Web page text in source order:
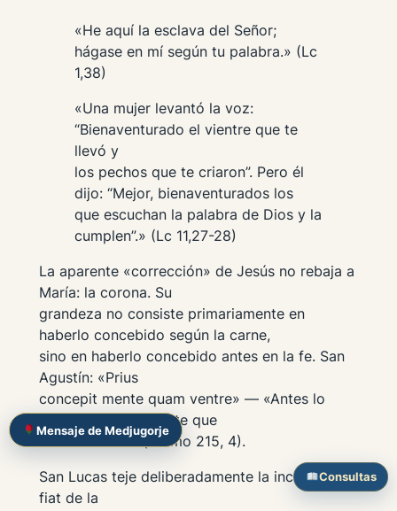
«He aquí la esclava del Señor;
hágase en mí según tu palabra.» (Lc
1,38)
«Una mujer levantó la voz:
“Bienaventurado el vientre que te
llevó y
los pechos que te criaron”. Pero él
dijo: “Mejor, bienaventurados los
que escuchan la palabra de Dios y la
cumplen”.» (Lc 11,27-28)
La aparente «corrección» de Jesús no rebaja a
María: la corona. Su
grandeza no consiste primariamente en
haberlo concebido según la carne,
sino en haberlo concebido antes en la fe. San
Agustín: «Prius
concepit mente quam ventre» — «Antes lo
concibió con la mente que
con el vientre» (Sermo 215, 4).
San Lucas teje deliberadamente la inclusión: el
fiat de la
Mensaje de Medjugorje
Consultas